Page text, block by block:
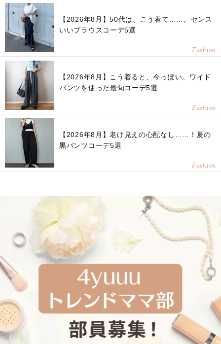
【2026年8月】50代は、こう着て……。センス
いいブラウスコーデ5選
Fashion
【2026年8月】こう着ると、今っぽい。ワイド
パンツを使った最旬コーデ5選
Fashion
【2026年8月】老け見えの心配なし……！夏の
黒パンツコーデ5選
Fashion